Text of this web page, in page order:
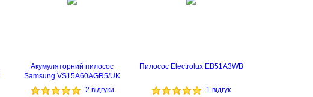
Акумуляторний пилосос
Samsung VS15A60AGR5/UK
2 відгуки
Пилосос Electrolux EB51A3WB
1 відгук